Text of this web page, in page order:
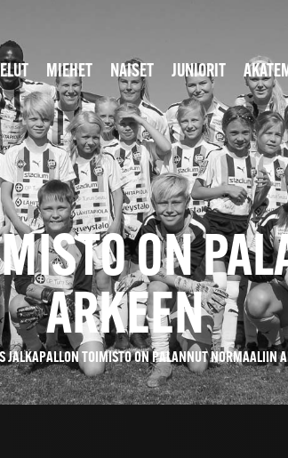
MIEHET NAISET JUNIORIT
ON
ARKEEN
JALKAPALLON TOIMISTO ON PALANNUT NORMAALIIN